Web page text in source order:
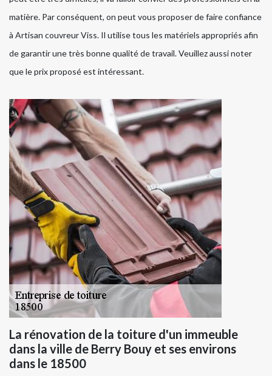
matière. Par conséquent, on peut vous proposer de faire confiance
à Artisan couvreur Viss. Il utilise tous les matériels appropriés afin
de garantir une très bonne qualité de travail. Veuillez aussi noter
que le prix proposé est intéressant.
La rénovation de la toiture d'un immeuble
dans la ville de Berry Bouy et ses environs
dans le 18500